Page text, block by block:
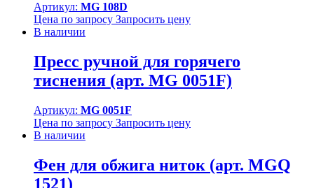
Артикул: MG 108D
Цена по запросу Запросить цену
В наличии
Пресс ручной для горячего
тиснения (арт. MG 0051F)
Артикул: MG 0051F
Цена по запросу Запросить цену
В наличии
Фен для обжига ниток (арт. MGQ
1521)